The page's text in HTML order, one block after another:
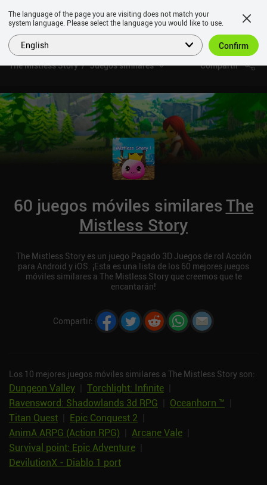
The Mistless Story Juegos similares Compartir
60 juegos móviles similaresThe
Mistless Story
The Mistless Story es un juego Pagado 3D Juegos de rol Acción
para Android y iOS. ¡Esta es una lista de los 60 mejores juegos
móviles similares a The Mistless Story que creemos que te
encantarán!
Compartir:
Los 10 mejores juegos móviles similares a The Mistless Story son:
Dungeon Valley Torchlight: Infinite
Ravensword: Shadowlands 3d RPG
Oceanhorn ™
Titan Quest
Epic Conquest 2
AnimA ARPG (Action RPG)
Arcane Vale
Survival point: Epic Adventure
DevilutionX - Diablo 1 port
The language of the page you are visiting does not match your
system language. Please select the language you would like to use.
English Confirm